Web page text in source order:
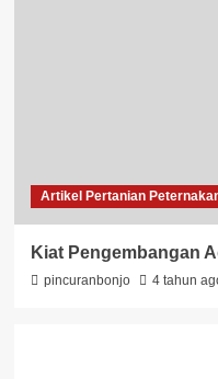
Artikel Pertanian
Kiat Pengembangan
pincuranbonjo 4 tahun